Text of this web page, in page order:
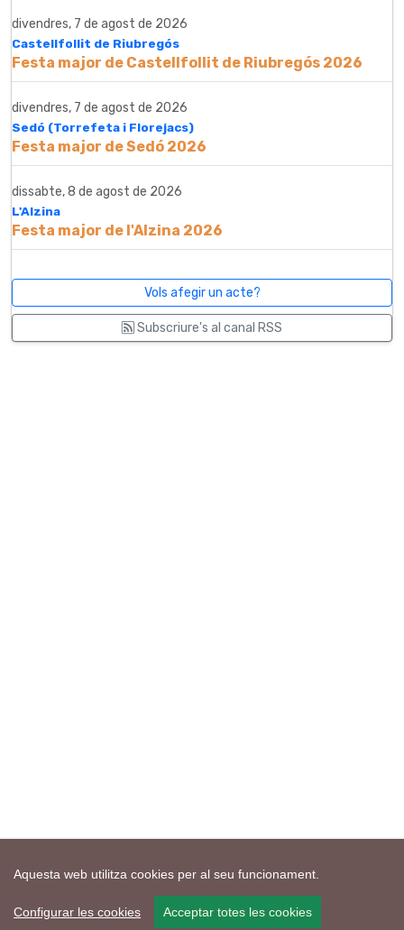
Aquesta web utilitza cookies per al seu funcionament.
Configurar les cookies Acceptar totes les cookies
divendres, 7 de agost de 2026
Castellfollit de Riubregós
Festa major de Castellfollit de Riubregós 2026
divendres, 7 de agost de 2026
Sedó (Torrefeta i Florejacs)
Festa major de Sedó 2026
dissabte, 8 de agost de 2026
L'Alzina
Festa major de l'Alzina 2026
Vols afegir un acte?
Subscriure's al canal RSS
Mapa web Avís de cookies